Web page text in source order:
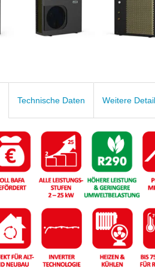
Technische Daten Weitere